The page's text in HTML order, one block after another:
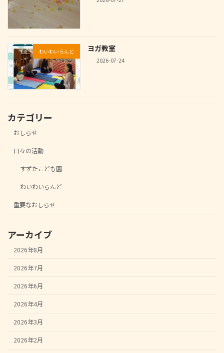
わいわいらんど ヨガ教室
2026-07-24
カテゴリー
おしらせ
日々の活動
すずたこども園
わいわいらんど
重要なおしらせ
アーカイブ
2026年8月
2026年7月
2026年6月
2026年4月
2026年3月
2026年2月